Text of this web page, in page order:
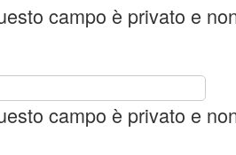
campo è privato e
campo è privato e